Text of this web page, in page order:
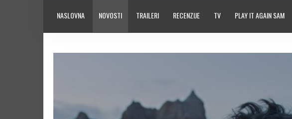
NASLOVNA NOVOSTI TRAILERI RECENZIJE TV PLAY IT AGAIN SAM